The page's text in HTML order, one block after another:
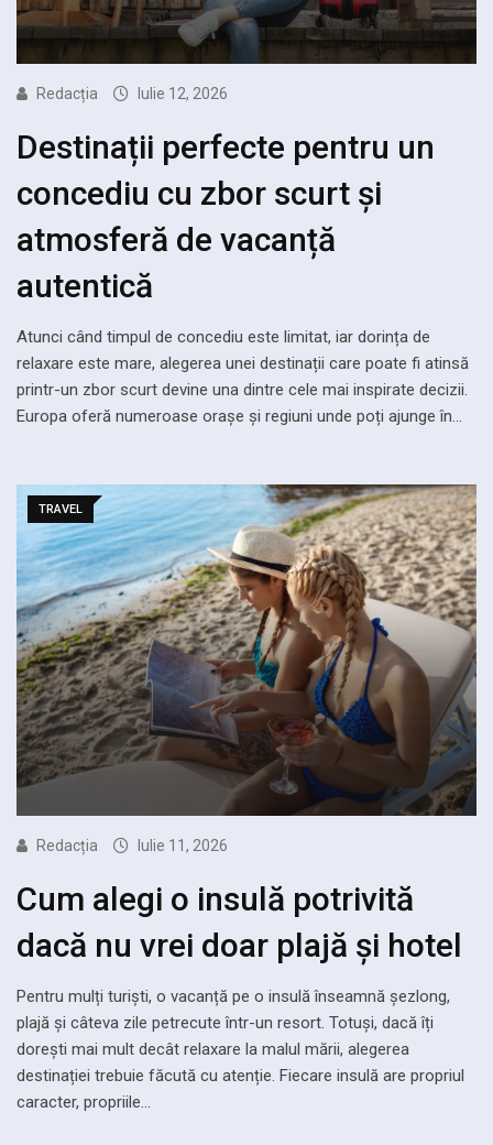
Redacția Iulie 12, 2026
Destinații perfecte pentru un
concediu cu zbor scurt și
atmosferă de vacanță
autentică
Atunci când timpul de concediu este limitat, iar dorința de
relaxare este mare, alegerea unei destinații care poate fi atinsă
printr-un zbor scurt devine una dintre cele mai inspirate decizii.
Europa oferă numeroase orașe și regiuni unde poți ajunge în…
TRAVEL
Redacția Iulie 11, 2026
Cum alegi o insulă potrivită
dacă nu vrei doar plajă și hotel
Pentru mulți turiști, o vacanță pe o insulă înseamnă șezlong,
plajă și câteva zile petrecute într-un resort. Totuși, dacă îți
dorești mai mult decât relaxare la malul mării, alegerea
destinației trebuie făcută cu atenție. Fiecare insulă are propriul
caracter, propriile…